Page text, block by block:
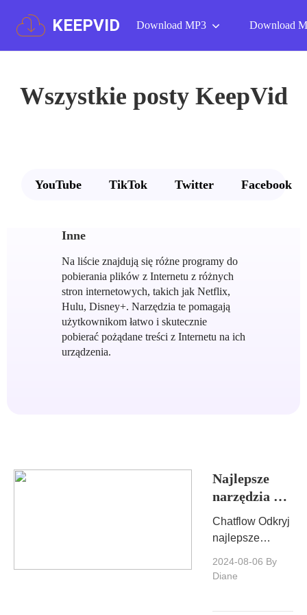
KEEPVID Download MP3 Download
Wszystkie posty KeepVid
YouTube TikTok Twitter Facebook
Inne
Na liście znajdują się różne programy do
pobierania plików z Internetu z różnych
stron internetowych, takich jak Netflix,
Hulu, Disney+. Narzędzia te pomagają
użytkownikom łatwo i skutecznie
pobierać pożądane treści z Internetu na ich
urządzenia.
Najlepsze
narzędzia do
kompresji
plików PDF
Chatflow Odkryj
najlepsze
zmniejszenia
2024-08-06 By
Diane